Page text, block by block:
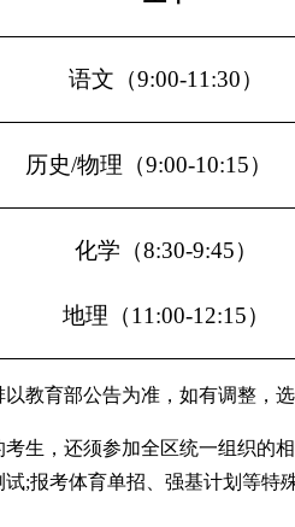
语文（9:00-11:30）
历史/物理（9:00-10:15）
化学（8:30-9:45）
地理（11:00-12:15）
教育部公告为准，如有调整，
生，还须参加全区统一组织的
;报考体育单招、强基计划等